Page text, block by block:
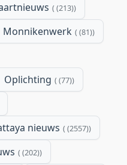
(213)
Monnikenwerk (81)
Oplichting (77)
nieuws (2557)
(202)